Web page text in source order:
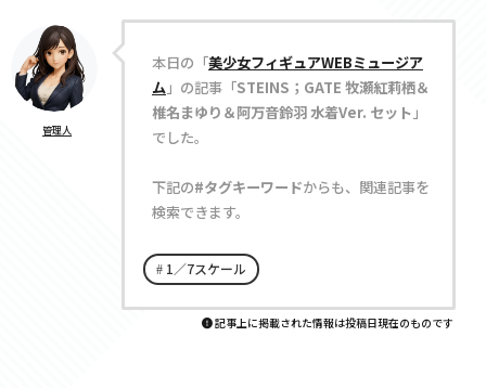
管理人
本日の「美少女フィギュアWEBミュージア
ム」の記事「STEINS；GATE 牧瀬紅莉栖＆
椎名まゆり＆阿万音鈴羽 水着Ver. セット 」
でした。
下記の#タグキーワードからも、関連記事を
検索できます。
1／7スケール
記事上に掲載された情報は投稿日現在のものです